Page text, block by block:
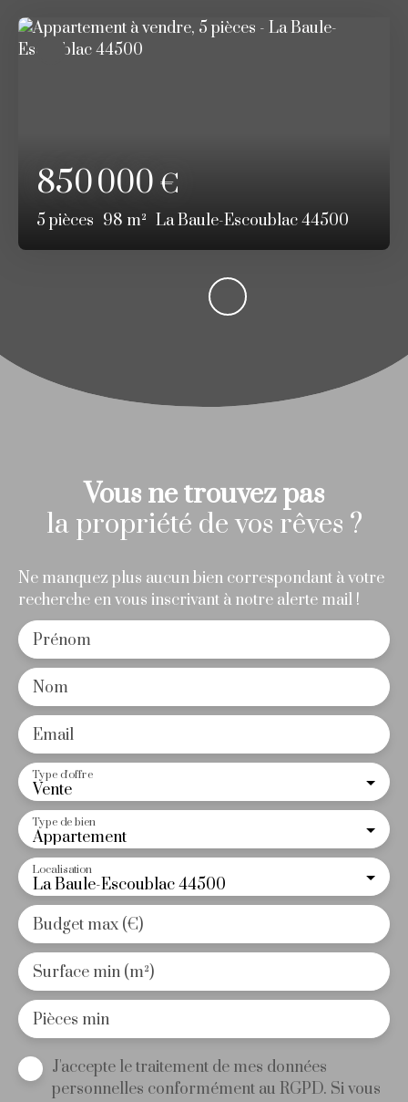
850 000€
5 pièces 98 m² La Baule-Escoublac 44500
Vous ne trouvez pas
la propriété de vos rêves ?
Ne manquez plus aucun bien correspondant à votre
recherche en vous inscrivant à notre alerte mail !
Prénom
Nom
Email
Vente
Type d'offre
Appartement
Type de bien
La Baule-Escoublac 44500
Localisation
Budget max (€)
Surface min (m²)
Pièces min
J'accepte le traitement de mes données
personnelles conformément au RGPD. Si vous